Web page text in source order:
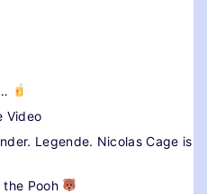
Video
Legende. Nicolas Cage is
the Pooh